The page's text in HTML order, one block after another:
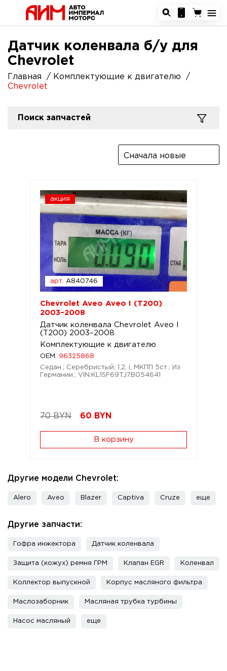
Датчик коленвала б/у для
Chevrolet
Главная
Комплектующие к двигателю
Chevrolet
Поиск запчастей
Сначала новые
акция
арт. A840746
Chevrolet Aveo Aveo I (T200)
2003–2008
Датчик коленвала Chevrolet Aveo I
(T200) 2003–2008
Комплектующие к двигателю
OEM: 96325868
Седан.; Серебристый; 1,2; i; МКПП 5ст.; Из
Германии.; VIN:KL1SF69TJ7B054641
70 BYN 60 BYN
В корзину
Другие модели Chevrolet:
Alero Aveo Blazer Captiva Cruze еще
Другие запчасти:
Гофра инжектора Датчик коленвала
Защита (кожух) ремня ГРМ Клапан EGR Коленвал
Коллектор выпускной Корпус масляного фильтра
Маслозаборник Масляная трубка турбины
Насос масляный еще